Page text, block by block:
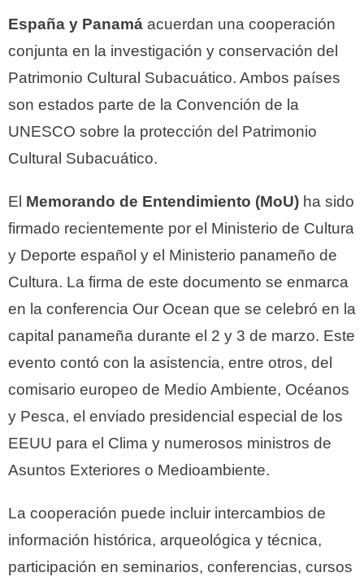
España y Panamá acuerdan una cooperación
conjunta en la investigación y conservación del
Patrimonio Cultural Subacuático. Ambos países
son estados parte de la Convención de la
UNESCO sobre la protección del Patrimonio
Cultural Subacuático.
El Memorando de Entendimiento (MoU) ha sido
firmado recientemente por el Ministerio de Cultura
y Deporte español y el Ministerio panameño de
Cultura. La firma de este documento se enmarca
en la conferencia Our Ocean que se celebró en la
capital panameña durante el 2 y 3 de marzo. Este
evento contó con la asistencia, entre otros, del
comisario europeo de Medio Ambiente, Océanos
y Pesca, el enviado presidencial especial de los
EEUU para el Clima y numerosos ministros de
Asuntos Exteriores o Medioambiente.
La cooperación puede incluir intercambios de
información histórica, arqueológica y técnica,
participación en seminarios, conferencias, cursos